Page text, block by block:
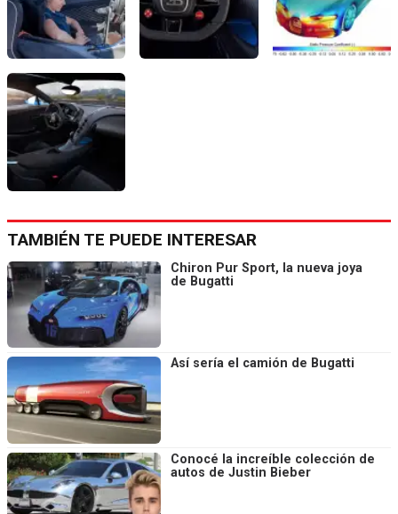
TAMBIÉN TE PUEDE INTERESAR
Chiron Pur Sport, la nueva joya
de Bugatti
Así sería el camión de Bugatti
Conocé la increíble colección de
autos de Justin Bieber